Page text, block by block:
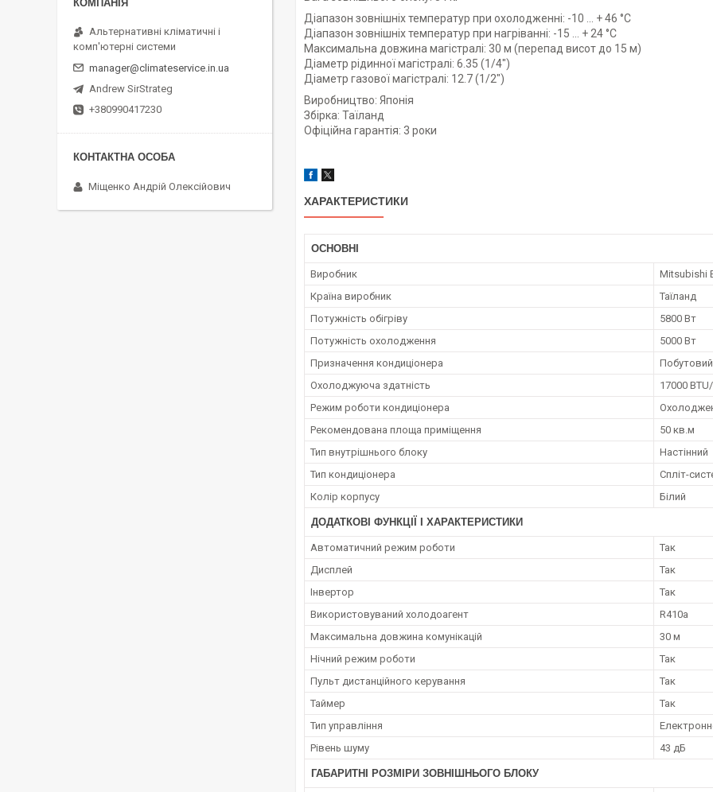
Діапазон зовнішніх температур при охолодженні: -10 ... + 46 °C
Діапазон зовнішніх температур при нагріванні: -15 ... + 24 °C
Максимальна довжина магістралі: 30 м (перепад висот до 15 м)
Діаметр рідинної магістралі: 6.35 (1/4")
Діаметр газової магістралі: 12.7 (1/2")
Виробництво: Японія
Збірка: Таїланд
Офіційна гарантія: 3 роки
ХАРАКТЕРИСТИКИ
ОСНОВНІ
Виробник
Mitsubishi
Країна виробник
Таїланд
Потужність обігріву
5800 Вт
Потужність охолодження
5000 Вт
Призначення кондиціонера
Побутовий
Охолоджуюча здатність
17000
Режим роботи кондиціонера
Рекомендована площа приміщення
50 кв.м
Тип внутрішнього блоку
Настінний
Тип кондиціонера
Спліт-
Колір корпусу
Білий
ДОДАТКОВІ ФУНКЦІЇ І ХАРАКТЕРИСТИКИ
Автоматичний режим роботи
Так
Дисплей
Так
Інвертор
Так
Використовуваний холодоагент
R410a
Максимальна довжина комунікацій
30 м
Нічний режим роботи
Так
Пульт дистанційного керування
Так
Таймер
Так
Тип управління
Рівень шуму
43 дБ
ГАБАРИТНІ РОЗМІРИ ЗОВНІШНЬОГО БЛОКУ
Альтернативні кліматичні і
комп'ютерні системи
manager@climateservice.in.ua
Andrew SirStrateg
+380990417230
Міщенко Андрій Олексійович